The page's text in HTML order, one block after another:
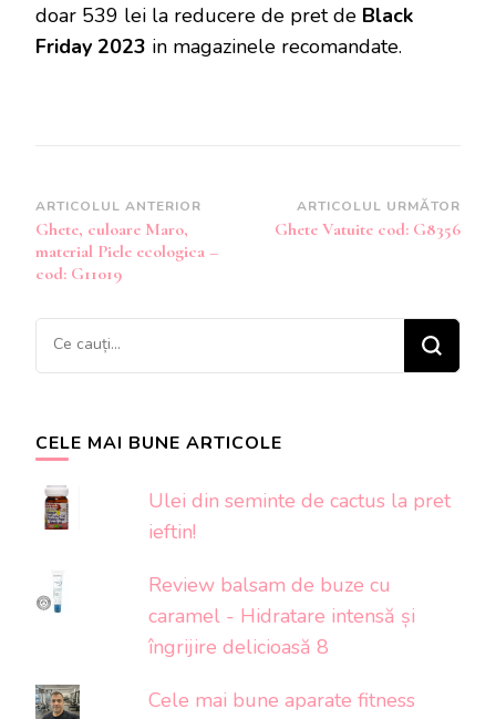
doar 539 lei la reducere de pret de Black
Friday 2023 in magazinele recomandate.
Navigare
în
articole
ARTICOLUL ANTERIOR
Ghete, culoare Maro,
material Piele ecologica –
cod: G11019
ARTICOLUL URMĂTOR
Ghete Vatuite cod: G8356
Cauți
ceva?
CELE MAI BUNE ARTICOLE
Ulei din seminte de cactus la pret
ieftin!
Review balsam de buze cu
caramel - Hidratare intensă și
îngrijire delicioasă 8
Cele mai bune aparate fitness